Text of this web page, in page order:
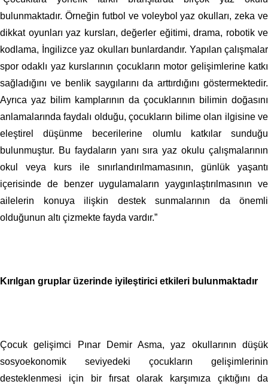
bulunmaktadır. Örneğin futbol ve voleybol yaz okulları, zeka ve
dikkat oyunları yaz kursları, değerler eğitimi, drama, robotik ve
kodlama, İngilizce yaz okulları bunlardandır. Yapılan çalışmalar
spor odaklı yaz kurslarının çocukların motor gelişimlerine katkı
sağladığını ve benlik saygılarını da arttırdığını göstermektedir.
Ayrıca yaz bilim kamplarının da çocuklarının bilimin doğasını
anlamalarında faydalı olduğu, çocukların bilime olan ilgisine ve
eleştirel düşünme becerilerine olumlu katkılar sunduğu
bulunmuştur. Bu faydaların yanı sıra yaz okulu çalışmalarının
okul veya kurs ile sınırlandırılmamasının, günlük yaşantı
içerisinde de benzer uygulamaların yaygınlaştırılmasının ve
ailelerin konuya ilişkin destek sunmalarının da önemli
olduğunun altı çizmekte fayda vardır.”
Kırılgan gruplar üzerinde iyileştirici etkileri bulunmaktadır
Çocuk gelişimci Pınar Demir Asma, yaz okullarının düşük
sosyoekonomik seviyedeki çocukların gelişimlerinin
desteklenmesi için bir fırsat olarak karşımıza çıktığını da